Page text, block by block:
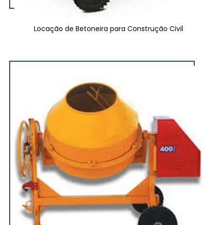
Locação de Betoneira para Construção Civil